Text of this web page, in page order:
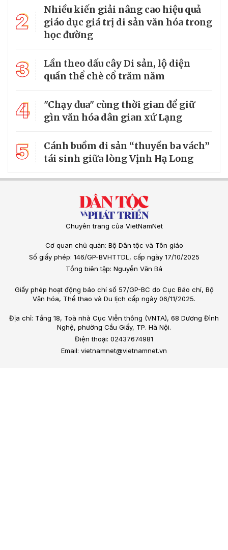
2
Nhiều kiến giải nâng cao hiệu quả
giáo dục giá trị di sản văn hóa trong
học đường
3
Lần theo dấu cây Di sản, lộ diện
quần thể chè cổ trăm năm
4
"Chạy đua" cùng thời gian để giữ
gìn văn hóa dân gian xứ Lạng
5
Cánh buồm di sản “thuyền ba vách”
tái sinh giữa lòng Vịnh Hạ Long
Chuyên trang của VietNamNet
Cơ quan chủ quản: Bộ Dân tộc và Tôn giáo
Số giấy phép: 146/GP-BVHTTDL, cấp ngày 17/10/2025
Tổng biên tập: Nguyễn Văn Bá
Giấy phép hoạt động báo chí số 57/GP-BC do Cục Báo chí, Bộ
Văn hóa, Thể thao và Du lịch cấp ngày 06/11/2025.
Địa chỉ: Tầng 18, Toà nhà Cục Viễn thông (VNTA), 68 Dương Đình
Nghệ, phường Cầu Giấy, TP. Hà Nội.
Điện thoại: 02437674981
Email: vietnamnet@vietnamnet.vn